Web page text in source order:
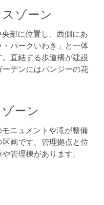
ゾーン
部に位置し、西側にあ
パークいわき」と一体
直結する歩道橋が建設
デンにはパンジーの花
ーン
ニュメントや滝が整備
画です。管理拠点と位
管理棟があります。